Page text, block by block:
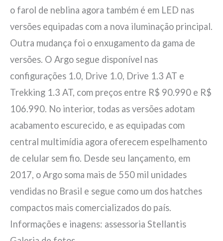
o farol de neblina agora também é em LED nas
versões equipadas com a nova iluminação principal.
Outra mudança foi o enxugamento da gama de
versões. O Argo segue disponível nas
configurações 1.0, Drive 1.0, Drive 1.3 AT e
Trekking 1.3 AT, com preços entre R$ 90.990 e R$
106.990. No interior, todas as versões adotam
acabamento escurecido, e as equipadas com
central multimídia agora oferecem espelhamento
de celular sem fio. Desde seu lançamento, em
2017, o Argo soma mais de 550 mil unidades
vendidas no Brasil e segue como um dos hatches
compactos mais comercializados do país.
Informações e inagens: assessoria Stellantis